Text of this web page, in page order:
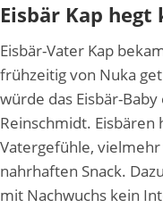
Eisbär Kap
Eisbär-Vater Kap
frühzeitig von Nuka
würde das Eisbär-
Reinschmidt.
Vatergefühle,
nahrhaften Snack.
mit Nachwuchs kein